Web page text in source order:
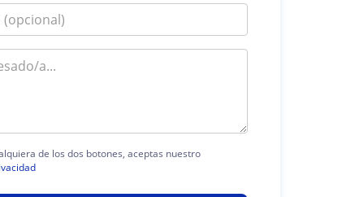
de los dos botones, aceptas nuestro